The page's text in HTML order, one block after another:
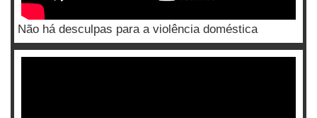
Não há desculpas para a violência doméstica